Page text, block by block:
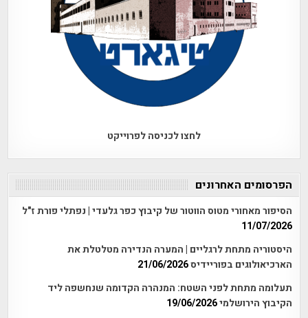
לחצו לכניסה לפרוייקט
הפרסומים האחרונים
הסיפור מאחורי מטוס הווטור של קיבוץ כפר גלעדי | נפתלי פורת ז"ל
11/07/2026
היסטוריה מתחת לרגליים | המערה הנדירה מטלטלת את
הארכיאולוגים בפוריידיס21/06/2026
תעלומה מתחת לפני השטח: המנהרה הקדומה שנחשפה ליד
הקיבוץ הירושלמי19/06/2026